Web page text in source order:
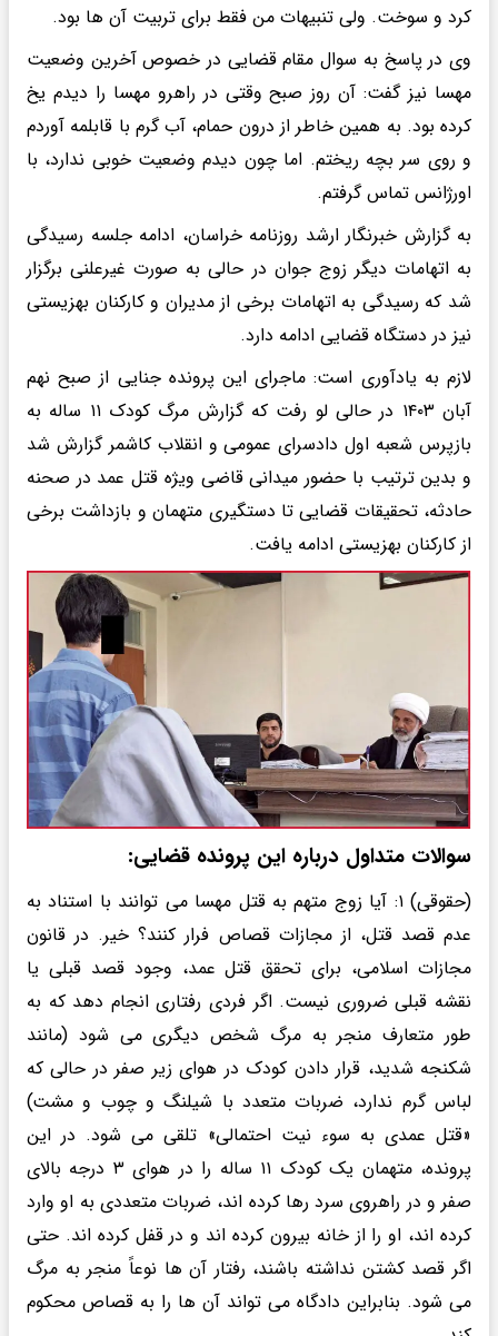
کرد و سوخت. ولی تنبیهات من فقط برای تربیت آن ها بود.
وی در پاسخ به سوال مقام قضایی در خصوص آخرین وضعیت
مهسا نیز گفت: آن روز صبح وقتی در راهرو مهسا را دیدم یخ
کرده بود. به همین خاطر از درون حمام، آب گرم با قابلمه آوردم
و روی سر بچه ریختم. اما چون دیدم وضعیت خوبی ندارد، با
اورژانس تماس گرفتم.
به گزارش خبرنگار ارشد روزنامه خراسان، ادامه جلسه رسیدگی
به اتهامات دیگر زوج جوان در حالی به صورت غیرعلنی برگزار
شد که رسیدگی به اتهامات برخی از مدیران و کارکنان بهزیستی
نیز در دستگاه قضایی ادامه دارد.
لازم به یادآوری است: ماجرای این پرونده جنایی از صبح نهم
آبان ۱۴۰۳ در حالی لو رفت که گزارش مرگ کودک ۱۱ ساله به
بازپرس شعبه اول دادسرای عمومی و انقلاب کاشمر گزارش شد
و بدین ترتیب با حضور میدانی قاضی ویژه قتل عمد در صحنه
حادثه، تحقیقات قضایی تا دستگیری متهمان و بازداشت برخی
از کارکنان بهزیستی ادامه یافت.
سوالات متداول درباره این پرونده قضایی:
(حقوقی) ۱: آیا زوج متهم به قتل مهسا می توانند با استناد به
عدم قصد قتل، از مجازات قصاص فرار کنند؟ خیر. در قانون
مجازات اسلامی، برای تحقق قتل عمد، وجود قصد قبلی یا
نقشه قبلی ضروری نیست. اگر فردی رفتاری انجام دهد که به
طور متعارف منجر به مرگ شخص دیگری می شود (مانند
شکنجه شدید، قرار دادن کودک در هوای زیر صفر در حالی که
لباس گرم ندارد، ضربات متعدد با شیلنگ و چوب و مشت)
«قتل عمدی به سوء نیت احتمالی» تلقی می شود. در این
پرونده، متهمان یک کودک ۱۱ ساله را در هوای ۳ درجه بالای
صفر و در راهروی سرد رها کرده اند، ضربات متعددی به او وارد
کرده اند، او را از خانه بیرون کرده اند و در قفل کرده اند. حتی
اگر قصد کشتن نداشته باشند، رفتار آن ها نوعاً منجر به مرگ
می شود. بنابراین دادگاه می تواند آن ها را به قصاص محکوم